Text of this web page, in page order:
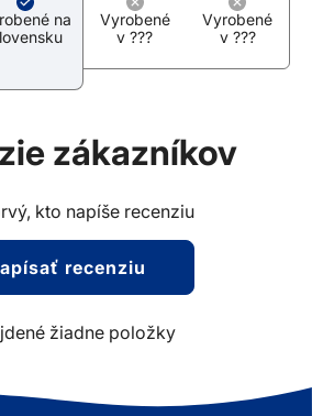
na
Vyrobené
v ???
Vyrobené
v ???
zákazníkov
kto napíše recenziu
recenziu
žiadne položky